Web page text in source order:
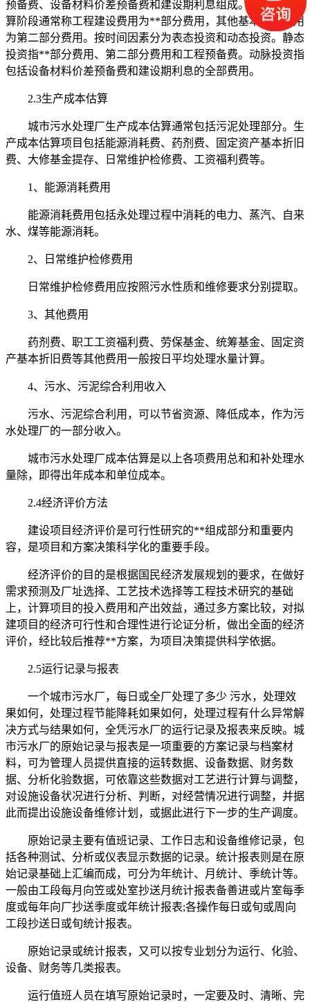
预备费、设备材料价差预备费和建设期利息组成。在估算和概
算阶段通常称工程建设费用为**部分费用，其他基本建设费用
为第二部分费用。按时间因素分为表态投资和动态投资。静态
投资指**部分费用、第二部分费用和工程预备费。动脉投资指
包括设备材料价差预备费和建设期利息的全部费用。
2.3生产成本估算
城市污水处理厂生产成本估算通常包括污泥处理部分。生
产成本估算项目包括能源消耗费、药剂费、固定资产基本折旧
费、大修基金提存、日常维护检修费、工资福利费等。
1、能源消耗费用
能源消耗费用包括永处理过程中消耗的电力、蒸汽、自来
水、煤等能源消耗。
2、日常维护检修费用
日常维护检修费用应按照污水性质和维修要求分别提取。
3、其他费用
药剂费、职工工资福利费、劳保基金、统筹基金、固定资
产基本折旧费等其他费用一般按日平均处理水量计算。
4、污水、污泥综合利用收入
污水、污泥综合利用，可以节省资源、降低成本，作为污
水处理厂的一部分收入。
城市污水处理厂成本估算是以上各项费用总和和补处理水
量除，即得出年成本和单位成本。
2.4经济评价方法
建设项目经济评价是可行性研究的**组成部分和重要内
容，是项目和方案决策科学化的重要手段。
经济评价的目的是根据国民经济发展规划的要求，在做好
需求预测及厂址选择、工艺技术选择等工程技术研究的基础
上，计算项目的投入费用和产出效益，通过多方案比较，对拟
建项目的经济可行性和合理性进行论证分析，做出全面的经济
评价，经比较后推荐**方案，为项目决策提供科学依据。
2.5运行记录与报表
一个城市污水厂，每日或全厂处理了多少 污水，处理效
果如何，处理过程节能降耗如果如何，处理过程有什么异常解
决方式与结果如何，全凭污水厂的运行记录及报表来反映。城
市污水厂的原始记录与报表是一项重要的方案记录与档案材
料，可为管理人员提供直接的运转数据、设备数据、财务数
据、分析化验数据，可依靠这些数据对工艺进行计算与调整，
对设施设备状况进行分析、判断，对经营情况进行调整，并据
此而提出设施设备维修计划，或据此进行下一步的生产调度。
原始记录主要有值班记录、工作日志和设备维修记录，包
括各种测试、分析或仪表显示数据的记录。统计报表则是在原
始记录基础上汇编而成，可分为年统计、月统计、季统计等。
一般由工段每月向笠或处室抄送月统计报表备善进或片室每季
度或每年向厂抄送季度或年统计报表;各操作每日或旬或周向
工段抄送日或旬统计报表。
原始记录或统计报表，又可以按专业划分为运行、化验、
设备、财务等几类报表。
运行值班人员在填写原始记录时，一定要及时、清晰、完